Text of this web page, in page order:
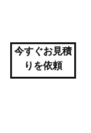
今すぐお見積
りを依頼